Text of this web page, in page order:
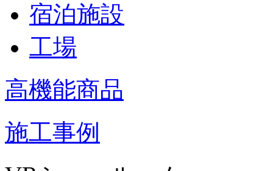
宿泊施設
工場
高機能商品
施工事例